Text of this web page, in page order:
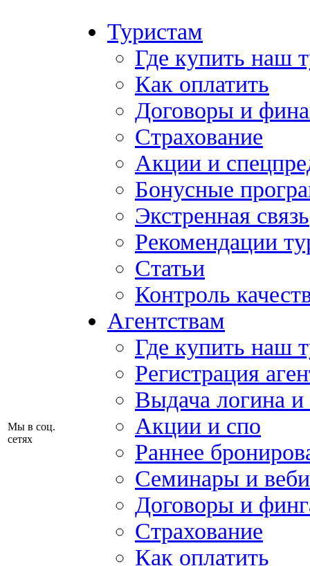
Мы в соц.
сетях
Туристам
Где купить наш
Как оплатить
Договоры и
Страхование
Акции и
Бонусные
Экстренная связь
Рекомендации
Статьи
Контроль
Агентствам
Где купить наш
Регистрация
Выдача логина и
Акции и спо
Раннее
Семинары и
Договоры и
Страхование
Как оплатить